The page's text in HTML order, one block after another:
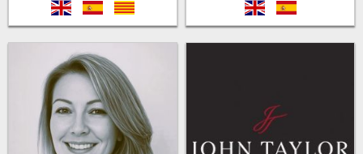
en es cat en es